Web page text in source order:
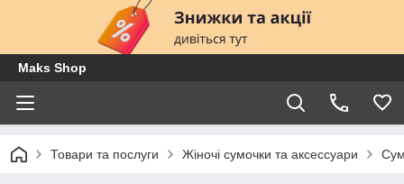
Maks Shop
Товари та послуги Жіночі сумочки та аксессуари